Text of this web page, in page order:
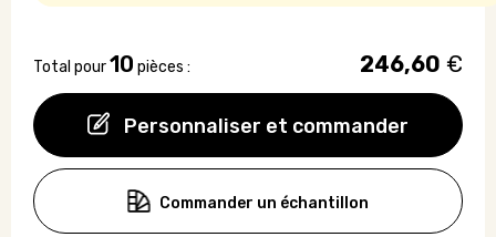
Personnaliser et commander
Total pour10 pièces : 246,60 €
Commander un échantillon